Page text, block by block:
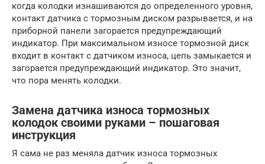
когда колодки изнашиваются до определенного уровня,
контакт датчика с тормозным диском разрывается, и на
приборной панели загорается предупреждающий
индикатор. При максимальном износе тормозной диск
входит в контакт с датчиком износа, цепь замыкается и
загорается предупреждающий индикатор. Это значит,
что пора менять колодки.
Замена датчика износа тормозных
колодок своими руками – пошаговая
инструкция
Я сама не раз меняла датчик износа тормозных